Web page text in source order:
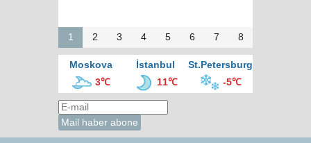
1 2 3 4 5 6 7 8
Moskova İstanbul
St.Petersburg
3℃
11℃ -5℃